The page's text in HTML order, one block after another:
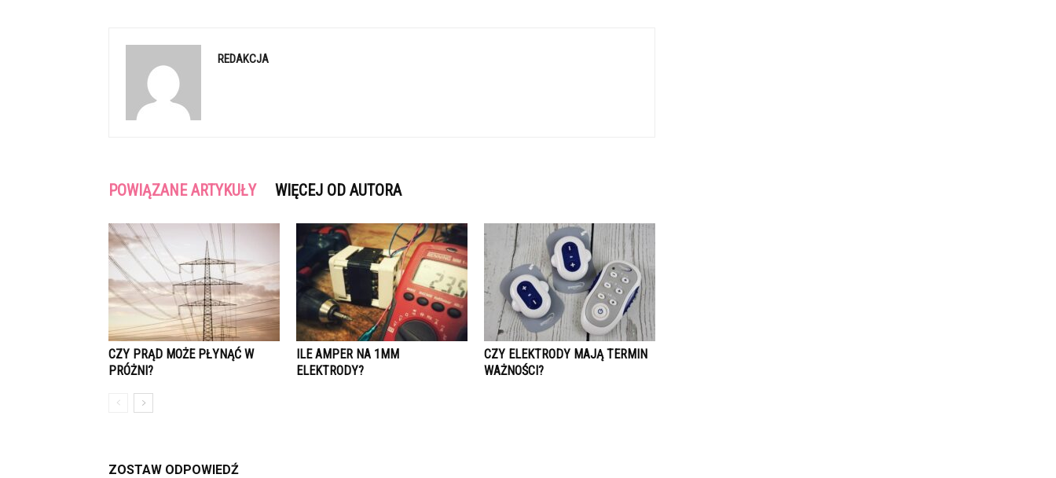
REDAKCJA
POWIĄZANE ARTYKUŁY WIĘCEJ OD AUTORA
CZY PRĄD MOŻE PŁYNĄĆ W
PRÓŻNI?
ILE AMPER NA 1MM
ELEKTRODY?
CZY ELEKTRODY MAJĄ TERMIN
WAŻNOŚCI?
ZOSTAW ODPOWIEDŹ